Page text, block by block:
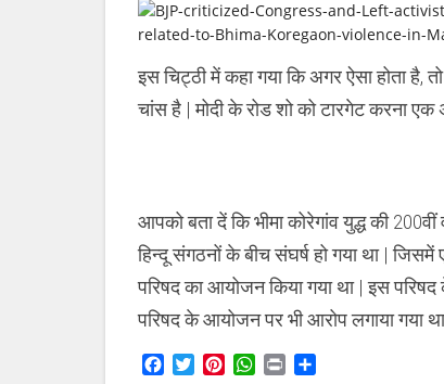
इस चिट्ठी में कहा गया कि अगर ऐसा होता
चांस है | मोदी के रोड शो को टारगेट करना एक
आपको बता दें कि भीमा कोरेगांव युद्ध की
हिन्दू संगठनों के बीच संघर्ष हो गया था |
परिषद का आयोजन किया गया था | इस परिषद
परिषद के आयोजन पर भी आरोप लगाया गया
Facebook
TwitterPinterestWhatsApp
Print